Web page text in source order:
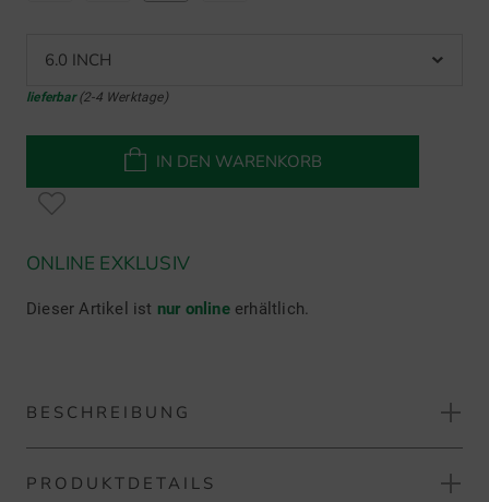
6.0 INCH
lieferbar(2-4 Werktage)
IN DEN WARENKORB
ONLINE EXKLUSIV
Dieser Artikel ist nur onlineerhältlich.
BESCHREIBUNG
Sunday Golf The Loma XL Standbag
PRODUKTDETAILS